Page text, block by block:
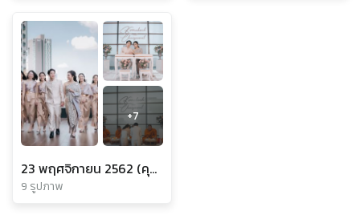
+7
23 พฤศจิกายน 2562 (คุณปู & คุณมาช)
9 รูปภาพ